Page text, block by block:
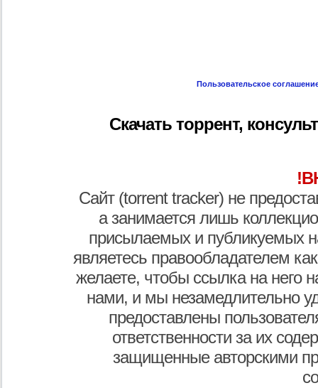
Пользовательское
Скачать торрент,
Сайт (torrent tracker) не
а занимается лишь
присылаемых и публикуемых
являетесь правообладателем
желаете, чтобы ссылка на него
нами, и мы незамедлительно
предоставлены
ответственности за их
защищенные авторскими